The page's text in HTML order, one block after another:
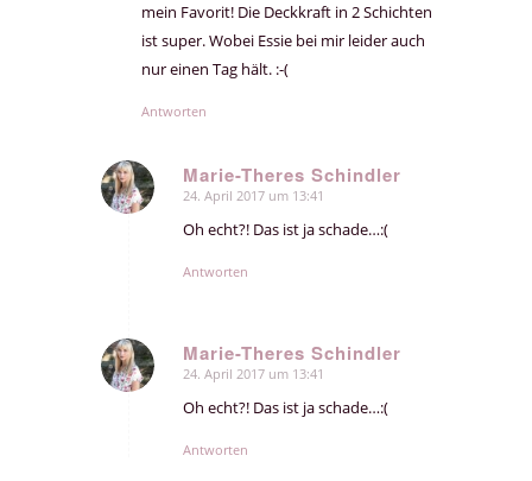
mein Favorit! Die Deckkraft in 2 Schichten
ist super. Wobei Essie bei mir leider auch
nur einen Tag hält. :-(
Antworten
Marie-Theres Schindler
sagte:
24. April 2017 um 13:41
Oh echt?! Das ist ja schade…:(
Antworten
Marie-Theres Schindler
sagte:
24. April 2017 um 13:41
Oh echt?! Das ist ja schade…:(
Antworten